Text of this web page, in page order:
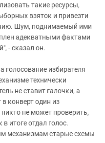
такие ресурсы,
взяток и привезти
Шум, поднимаемый ими
адекватными фактами
- сказал он.
голосование избирателя
технически
не ставит галочки, а
конверт один из
не может проверить,
итоге отдал голос.
механизмам старые схемы